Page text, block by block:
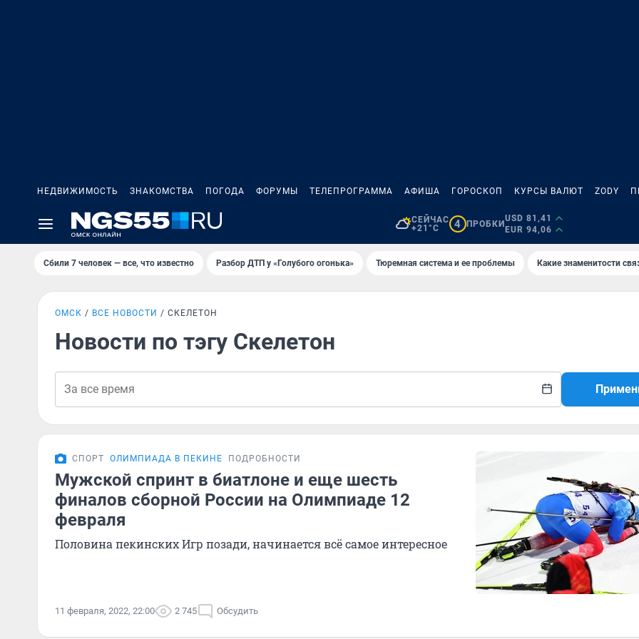
НЕДВИЖИМОСТЬ ЗНАКОМСТВА ПОГОДА ФОРУМЫ ТЕЛЕПРОГРАММА АФИША ГОРОСКОП КУРСЫ ВАЛЮТ ZODY
СЕЙЧАС
+21°C
4 ПРОБКИ
USD 81,41
EUR 94,06
Сбили 7 человек — все, что известно Разбор ДТП у «Голубого огонька» Тюремная система и ее проблемы Какие знаменитости
ОМСК ВСЕ НОВОСТИ СКЕЛЕТОН
Новости по тэгу Скелетон
СПОРТ ОЛИМПИАДА В ПЕКИНЕ ПОДРОБНОСТИ
Мужской спринт в биатлоне и еще шесть
финалов сборной России на Олимпиаде 12
февраля
Половина пекинских Игр позади, начинается всё самое интересное
11 февраля, 2022, 22:00 2 745 Обсудить